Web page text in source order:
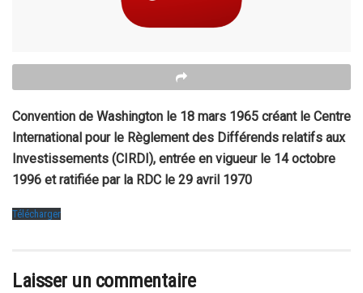
Convention de Washington le 18 mars 1965 créant le Centre
International pour le Règlement des Différends relatifs aux
Investissements (CIRDI), entrée en vigueur le 14 octobre
1996 et ratifiée par la RDC le 29 avril 1970
Télécharger
Laisser un commentaire